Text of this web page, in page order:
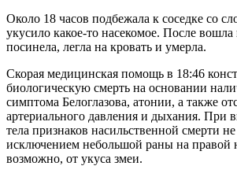
Около 18 часов подбежала к соседке со
укусило какое-то насекомое. После вошла
посинела, легла на кровать и умерла.
Скорая медицинская помощь в 18:46
биологическую смерть на основании
симптома Белоглазова, атонии, а также
артериального давления и дыхания. При
тела признаков насильственной смерти
исключением небольшой раны на правой
возможно, от укуса змеи.